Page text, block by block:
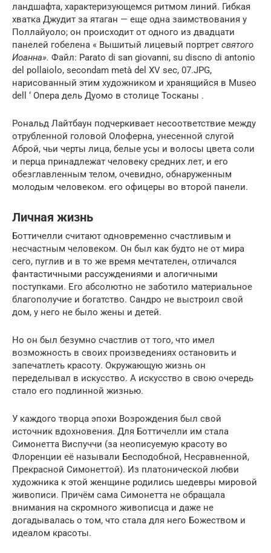
ландшафта, характеризующемся ритмом линий. Гибкая
хватка Джудит за ятаган — еще одна заимствования у
Поллайуоло; он происходит от одного из двадцати
панелей гобелена « Вышитый лицевый портрет святого
Иоанна». Файл: Parato di san giovanni, su discno di antonio
del pollaiolo, secondam metà del XV sec, 07.JPG,
нарисованный этим художником и хранящийся в Museo
dell ‘ Опера дель Дуомо в столице Тосканы .
Рональд Лайтбаун подчеркивает несоответствие между
отрубленной головой Олоферна, унесенной слугой
Аброй, чьи черты лица, белые усы и волосы цвета соли
и перца принадлежат человеку средних лет, и его
обезглавленным телом, очевидно, обнаруженным
молодым человеком. его офицеры во второй панели.
Личная жизнь
Боттичелли считают одновременно счастливым и
несчастным человеком. Он был как будто не от мира
сего, пуглив и в то же время мечтателен, отличался
фантастичными рассуждениями и алогичными
поступками. Его абсолютно не заботило материальное
благополучие и богатство. Сандро не выстроил свой
дом, у него не было жены и детей.
Но он был безумно счастлив от того, что имел
возможность в своих произведениях остановить и
запечатлеть красоту. Окружающую жизнь он
переделывал в искусство. А искусство в свою очередь
стало его подлинной жизнью.
У каждого творца эпохи Возрождения был свой
источник вдохновения. Для Боттичелли им стала
Симонетта Виспуччи (за неописуемую красоту во
Флоренции её называли Бесподобной, Несравненной,
Прекрасной Симонеттой). Из платонической любви
художника к этой женщине родились шедевры мировой
живописи. Причём сама Симонетта не обращала
внимания на скромного живописца и даже не
догадывалась о том, что стала для него Божеством и
идеалом красоты.